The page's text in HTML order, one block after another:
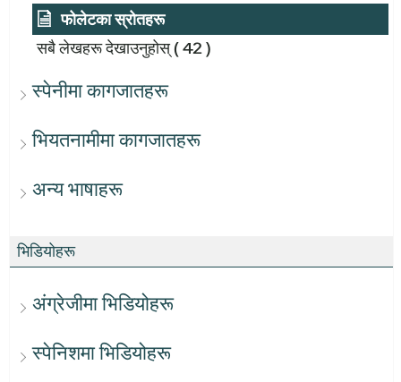
फोलेटका स्रोतहरू
सबै लेखहरू देखाउनुहोस्( 42 )
स्पेनीमा कागजातहरू
भियतनामीमा कागजातहरू
अन्य भाषाहरू
भिडियोहरू
अंग्रेजीमा भिडियोहरू
स्पेनिशमा भिडियोहरू